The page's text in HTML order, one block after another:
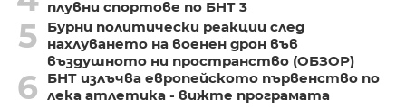
плувни спортове по БНТ 3
5
Бурни политически реакции след
нахлуването на военен дрон във
въздушното ни пространство (ОБЗОР)
6
БНТ излъчва европейското първенство по
лека атлетика - вижте програмата